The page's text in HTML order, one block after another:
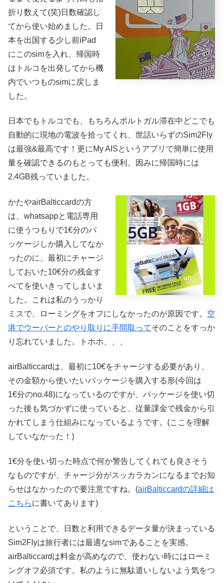
折り数えて(笑)日数確認し
てから使い始めました。日
本を出国する少し前iPad
にこのsimを入れ、帰国時
はトルコを出発してから機
内でいつものsimに戻しま
した。
日本でもトルコでも、もちろんポルトガル滞在中どこでも
自動的に現地の電波を拾ってくれ、世話いらずのSim2Fly
は最強&最高です！更にMy AISというアプリで簡単に使用
量を確認できるのもとっても便利。因みに帰国時には
2.4GB残っていました。
かたやairBalticcardの方
は、whatsappと電話専用
に使うつもりで1€分のパ
ッケージしか購入してなか
ったのに、最初にチャージ
しておいた10€分の残金す
べてを使いきってしまいま
した。これは私のうっかり
ミスで、ローミングをオフにしなかったのが原因です。 空
港でウーバーとのやり取りに手間取ってそのことをすっか
り忘れていました。トホホ、、、
airBalticcardは、最初に10€をチャージする必要があり、
その金額から使いたいパッケージを購入する形(今回は
1€分のno.48)になっているのですが、パッケージを使い切
った後も気づかずに使っていると、従量課金で残金から引
かれてしまう仕組みになっているようです。(ここを理解
していなかった！)
1€分を使い切った時点で何か警告してくれても良さそう
なものですが、チャージ分がスッカラカンになるまでお知
らせはなかったので要注意ですね。(airBalticcardの詳細は
こちらに書いてあります)
ということで、日数と利用できるデータ量が決まっている
Sim2Flyは旅行者には最適なsimであることを実感。
airBalticcardは料金が高めなので、使わない時にはローミ
ングオフ必須です。私のように無駄遣いしないよう気をつ